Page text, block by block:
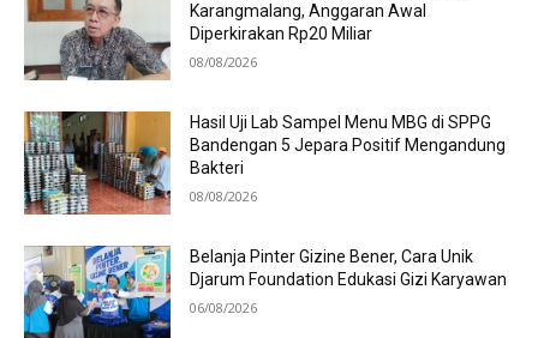
Karangmalang, Anggaran Awal
Diperkirakan Rp20 Miliar
08/08/2026
Hasil Uji Lab Sampel Menu MBG di SPPG
Bandengan 5 Jepara Positif Mengandung
Bakteri
08/08/2026
Belanja Pinter Gizine Bener, Cara Unik
Djarum Foundation Edukasi Gizi Karyawan
06/08/2026